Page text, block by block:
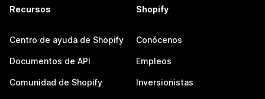
Recursos
Centro de ayuda de Shopify
Documentos de API
Comunidad de Shopify
Shopify
Conócenos
Empleos
Inversionistas